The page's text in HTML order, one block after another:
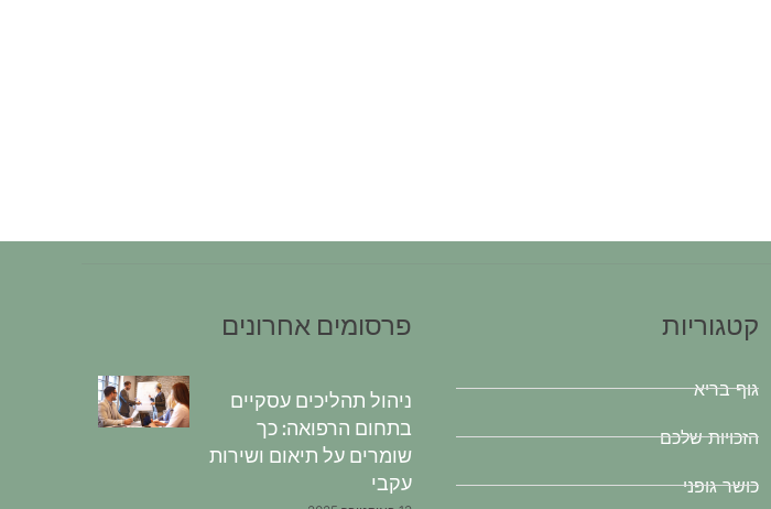
קטגוריות
גוף בריא
הזכויות שלכם
כושר גופני
פרסומים אחרונים
ניהול תהליכים עסקיים
בתחום הרפואה: כך
שומרים על תיאום ושירות
עקבי